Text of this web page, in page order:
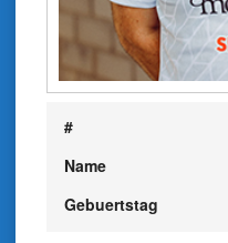
#
Name
Gebuertstag